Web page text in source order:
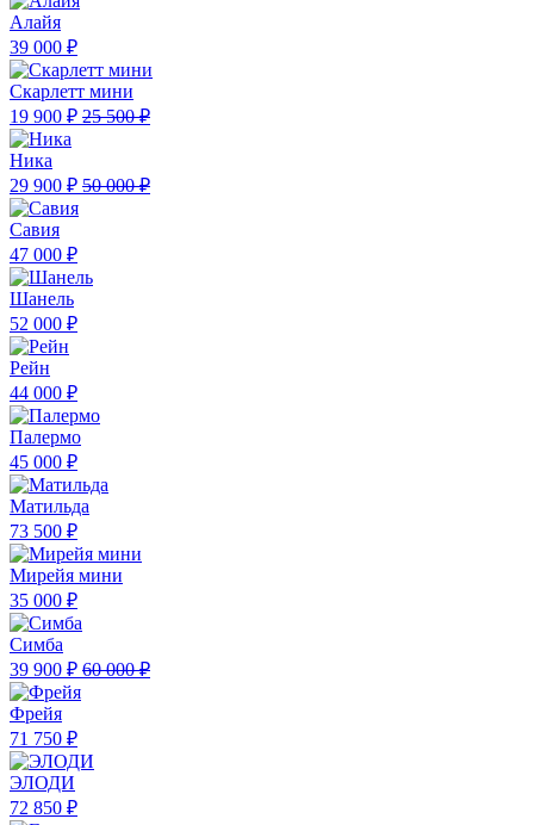
Алайя
39 000 ₽
Скарлетт мини
19 900 ₽ 25 500 ₽
Ника
29 900 ₽ 50 000 ₽
Савия
47 000 ₽
Шанель
52 000 ₽
Рейн
44 000 ₽
Палермо
45 000 ₽
Матильда
73 500 ₽
Мирейя мини
35 000 ₽
Симба
39 900 ₽ 60 000 ₽
Фрейя
71 750 ₽
ЭЛОДИ
72 850 ₽